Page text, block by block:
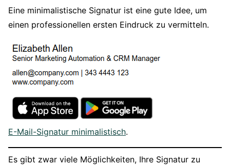
Eine minimalistische Signatur ist eine gute Idee, um
einen professionellen ersten Eindruck zu vermitteln.
E-Mail-Signatur minimalistisch.
Es gibt zwar viele Möglichkeiten, Ihre Signatur zu